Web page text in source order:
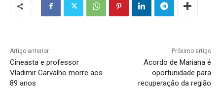
Artigo anterior
Cineasta e professor
Vladimir Carvalho morre aos
89 anos
Próximo artigo
Acordo de Mariana é
oportunidade para
recuperação da região